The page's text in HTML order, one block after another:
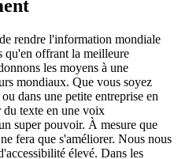
rendre l'information mondiale
qu'en offrant la meilleure
les moyens à une
mondiaux. Que vous soyez
dans une petite entreprise en
du texte en une voix
super pouvoir. À mesure que
fera que s'améliorer. Nous nous
élevé. Dans les